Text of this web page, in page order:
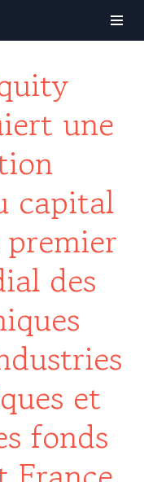
une
capital
des
et
fonds